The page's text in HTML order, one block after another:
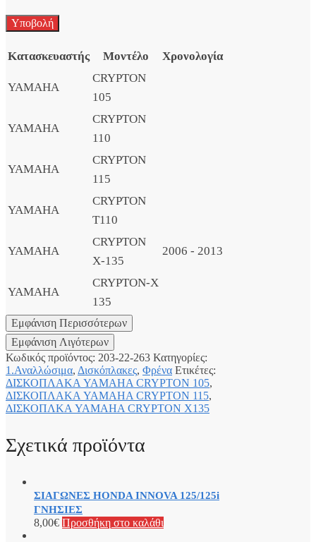
Κατασκευαστής Μοντέλο Χρονολογία
YAMAHA
CRYPTON
105
YAMAHA
CRYPTON
110
YAMAHA
CRYPTON
115
YAMAHA
CRYPTON
T110
YAMAHA
CRYPTON
X-135
2006 - 2013
YAMAHA
CRYPTON-X
135
Κωδικός προϊόντος: 203-22-263 Κατηγορίες:
1.Αναλλώσιμα, Δισκόπλακες, Φρένα Ετικέτες:
ΔΙΣΚΟΠΛΑΚΑ YAMAHA CRYPTON 105,
ΔΙΣΚΟΠΛΑΚΑ YAMAHA CRYPTON 115,
ΔΙΣΚΟΠΛΚΑ YAMAHA CRYPTON X135
Σχετικά προϊόντα
ΣΙΑΓΩΝΕΣ HONDA INNOVA 125/125i
ΓΝΗΣΙΕΣ
8,00€ Προσθήκη στο καλάθι